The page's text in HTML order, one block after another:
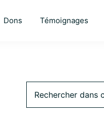
Dons Témoignages
Barre
dans